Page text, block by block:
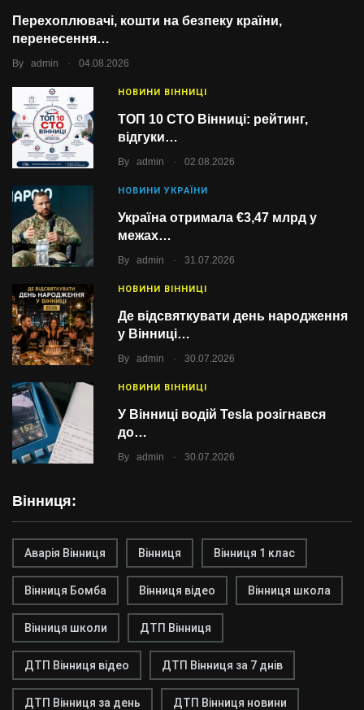
Перехоплювачі, кошти на безпеку країни,
перенесення…
By admin . 04.08.2026
НОВИНИ ВІННИЦІ
ТОП 10 СТО Вінниці: рейтинг,
відгуки…
By admin . 02.08.2026
НОВИНИ УКРАЇНИ
Україна отримала €3,47 млрд у
межах…
By admin . 31.07.2026
НОВИНИ ВІННИЦІ
Де відсвяткувати день народження
у Вінниці…
By admin . 30.07.2026
НОВИНИ ВІННИЦІ
У Вінниці водій Tesla розігнався
до…
By admin . 30.07.2026
Вінниця:
Аварія Вінниця Вінниця Вінниця 1 клас
Вінниця Бомба Вінниця відео Вінниця школа
Вінниця школи ДТП Вінниця
ДТП Вінниця відео ДТП Вінниця за 7 днів
ДТП Вінниця за день ДТП Вінниця новини